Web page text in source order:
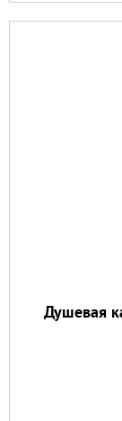
Душевая